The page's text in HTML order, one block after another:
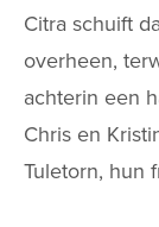
Citra schuift
overheen,
achterin een
Chris en
Tuletorn, hun